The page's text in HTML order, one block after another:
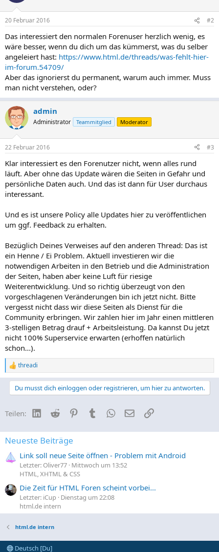
20 Februar 2016 #2
Das interessiert den normalen Forenuser herzlich wenig, es
wäre besser, wenn du dich um das kümmerst, was du selber
angeleiert hast: https://www.html.de/threads/was-fehlt-hier-
im-forum.54709/
Aber das ignorierst du permanent, warum auch immer. Muss
man nicht verstehen, oder?
admin
Administrator Teammitglied Moderator
22 Februar 2016 #3
Klar interessiert es den Forenutzer nicht, wenn alles rund
läuft. Aber ohne das Update wären die Seiten in Gefahr und
persönliche Daten auch. Und das ist dann für User durchaus
interessant.
Und es ist unsere Policy alle Updates hier zu veröffentlichen
um ggf. Feedback zu erhalten.
Bezüglich Deines Verweises auf den anderen Thread: Das ist
ein Henne / Ei Problem. Aktuell investieren wir die
notwendigen Arbeiten in den Betrieb und die Administration
der Seiten, haben aber keine Luft für riesige
Weiterentwicklung. Und so richtig überzeugt von den
vorgeschlagenen Veränderungen bin ich jetzt nicht. Bitte
vergesst nicht dass wir diese Seiten als Dienst für die
Community erbringen. Wir zahlen hier im Jahr einen mittleren
3-stelligen Betrag drauf + Arbeitsleistung. Da kannst Du jetzt
nicht 100% Superservice erwarten (erhoffen natürlich
schon...).
R
e
a
o
e
n
:
threadi
Du musst dich einloggen oder registrieren, um hier zu antworten.
Teilen: LinkedIn
Reddit PinterestTumblrWhatsApp
E-MailLink
Neueste Beiträge
Link soll neue Seite öffnen - Problem mit Android
Letzter: Oliver77 Mittwoch um 13:52
HTML, XHTML & CSS
Die Zeit für HTML Foren scheint vorbei...
Letzter: iCup Dienstag um 22:08
html.de intern
html.de intern
Deutsch [Du]